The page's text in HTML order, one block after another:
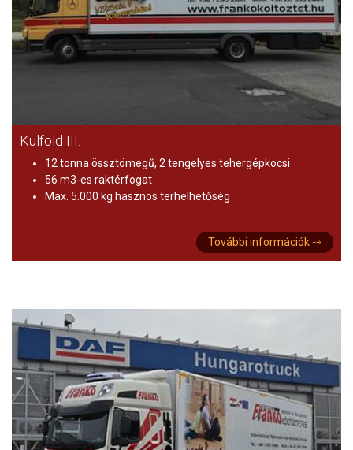
Külföld III.
12 tonna össztömegű, 2 tengelyes tehergépkocsi
56 m3-es raktérfogat
Max. 5.000 kg hasznos terhelhetőség
További információk ⤑